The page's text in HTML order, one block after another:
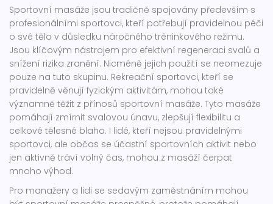
Sportovní masáže jsou tradičně spojovány především s
profesionálními sportovci, kteří potřebují pravidelnou péči
o své tělo v důsledku náročného tréninkového režimu.
Jsou klíčovým nástrojem pro efektivní regeneraci svalů a
snížení rizika zranění. Nicméně jejich použití se neomezuje
pouze na tuto skupinu. Rekreační sportovci, kteří se
pravidelně věnují fyzickým aktivitám, mohou také
významně těžit z přínosů sportovní masáže. Tyto masáže
pomáhají zmírnit svalovou únavu, zlepšují flexibilitu a
celkové tělesné blaho. I lidé, kteří nejsou pravidelnými
sportovci, ale občas se účastní sportovních aktivit nebo
jen aktivně tráví volný čas, mohou z masáží čerpat
mnoho výhod.
Pro manažery a lidi se sedavým zaměstnáním mohou